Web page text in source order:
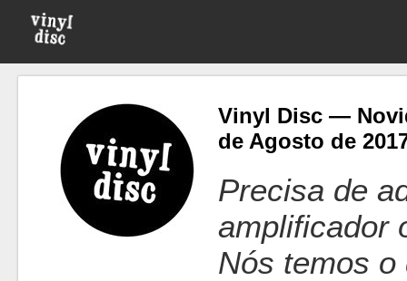
Vinyl Disc —
de Agosto de
Precisa de
amplificador
Nós temos o